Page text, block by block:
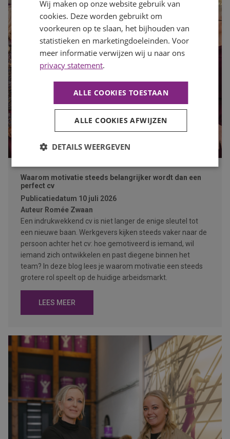
Waarom motivatie steeds belangrijker wordt dan een
perfect cv
Publicatiedatum 10 juli 2026
Auteur Romée Zwaan
Een indrukwekkend cv is niet langer de enige sleutel tot
een nieuwe baan. Werkgevers kijken steeds vaker naar de
persoon achter het cv: hoe gemotiveerd is iemand, wil
iemand zich ontwikkelen en past diegene binnen het
team? In deze blog lees je waarom motivatie een steeds
grotere rol speelt op de huidige arbeidsmarkt.
LEES MEER
Wij maken op onze website gebruik van
cookies. Deze worden gebruikt om
voorkeuren op te slaan, het bijhouden van
statistieken en marketingdoeleinden. Voor
meer informatie verwijzen wij u naar ons
privacy statement.
ALLE COOKIES TOESTAAN
ALLE COOKIES AFWIJZEN
DETAILS WEERGEVEN